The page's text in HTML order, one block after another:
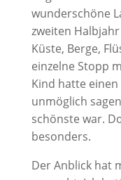
wunderschöne
zweiten
Küste, Berge,
einzelne Stopp
Kind hatte
unmöglich
schönste war.
besonders.
Der Anblick hat